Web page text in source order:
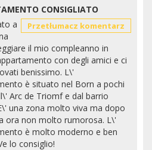
CONSIGLIATO
Przetłumacz komentarz
a
il mio compleanno in
con degli amici e ci
benissimo. L\'
è situato nel Born a pochi
Arc de Triomf e dal barrio
una zona molto viva ma dopo
ora non molto rumorosa. L\'
è molto moderno e ben
lo consiglio!